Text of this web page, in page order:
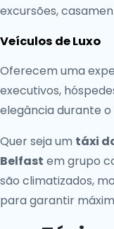
excursões,
Veículos de Luxo
Oferecem uma
executivos,
elegância durante
Quer seja um táxi
Belfast em grupo
são climatizados,
para garantir